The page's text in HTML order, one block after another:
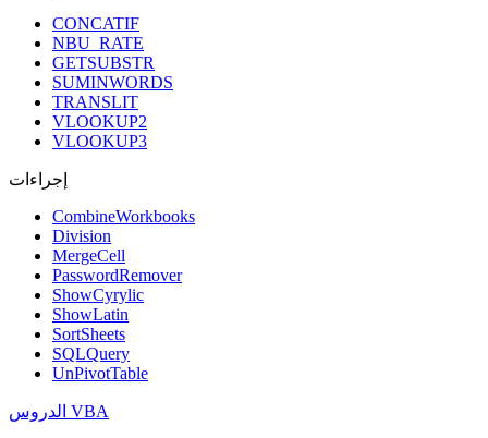
CONCATIF
NBU_RATE
GETSUBSTR
SUMINWORDS
TRANSLIT
VLOOKUP2
VLOOKUP3
إجراءات
CombineWorkbooks
Division
MergeCell
PasswordRemover
ShowCyrylic
ShowLatin
SortSheets
SQLQuery
UnPivotTable
الدروس VBA